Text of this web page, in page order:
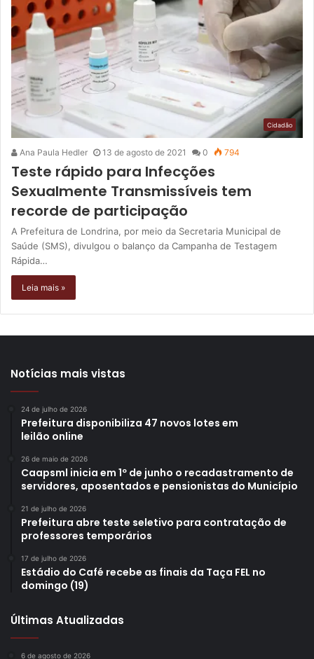
Cidadão
Ana Paula Hedler 13 de agosto de 2021 0 794
Teste rápido para Infecções
Sexualmente Transmissíveis tem
recorde de participação
A Prefeitura de Londrina, por meio da Secretaria Municipal de
Saúde (SMS), divulgou o balanço da Campanha de Testagem
Rápida…
Leia mais »
Notícias mais vistas
24 de julho de 2026
Prefeitura disponibiliza 47 novos lotes em
leilão online
26 de maio de 2026
Caapsml inicia em 1º de junho o recadastramento de
servidores, aposentados e pensionistas do Município
21 de julho de 2026
Prefeitura abre teste seletivo para contratação de
professores temporários
17 de julho de 2026
Estádio do Café recebe as finais da Taça FEL no
domingo (19)
Últimas Atualizadas
6 de agosto de 2026